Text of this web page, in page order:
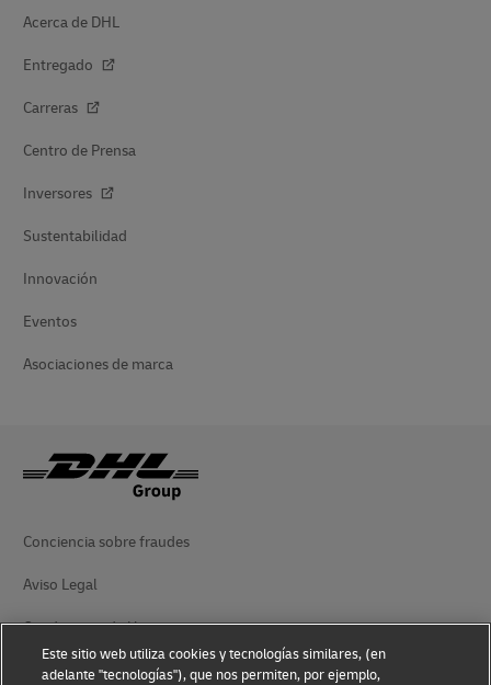
Acerca de DHL
Entregado
Carreras
Centro de Prensa
Inversores
Sustentabilidad
Innovación
Eventos
Asociaciones de marca
Conciencia sobre fraudes
Aviso Legal
Condiciones de Uso
Aviso de Privacidad
Este sitio web utiliza cookies y tecnologías similares, (en
adelante "tecnologías"), que nos permiten, por ejemplo,